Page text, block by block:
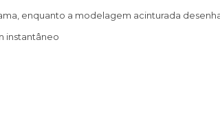
enquanto a modelagem acinturada
instantâneo